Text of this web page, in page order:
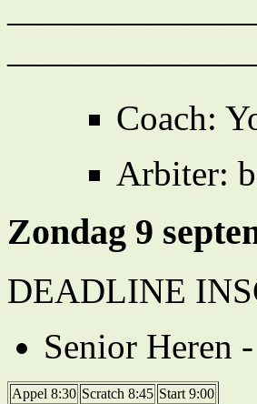
Coach:
Arbiter:
Zondag 9
DEADLINE
Senior Heren -
Appel 8:30 Scratch 8:45 Start 9:00